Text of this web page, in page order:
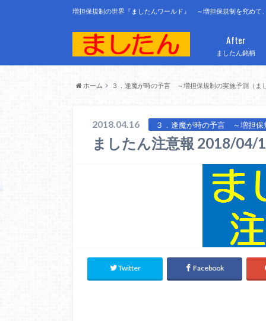
増担保規制の世界『ましたんワールド』 ～増担保規制を究めて
ましたん銘柄
After
ホーム ３．逢魔が時の予言 ～増担保規制の実施予測（ま
2018.04.16 ３．逢魔が時の予言 ～増担保
ましたん注意報 2018/04/
Twitter Facebook